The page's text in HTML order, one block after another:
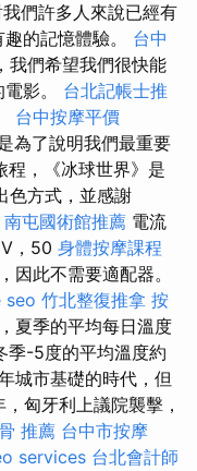
們許多人來說已經有
的記憶體驗。 台中
我們希望我們很快能
影。 台北記帳士推
台中按摩平價
為了說明我們最重要
程，《冰球世界》是
色方式，並感謝
南屯國術館推薦 電流
V，50 身體按摩課程
因此不需要適配器。
seo 竹北整復推拿 按
夏季的平均每日溫度
季-5度的平均溫度約
城市基礎的時代，但
匈牙利上議院襲擊，
推薦 台中市按摩
services 台北會計師